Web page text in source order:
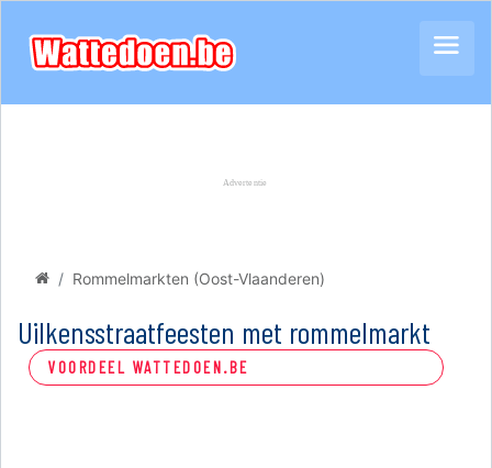
Rommelmarkten (Oost-Vlaanderen)
Uilkensstraatfeesten met rommelmarkt
VOORDEEL WATTEDOEN.BE